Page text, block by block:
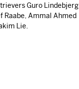
Guro Lindebjerg
Raabe, Ammal Ahmed
Lie.